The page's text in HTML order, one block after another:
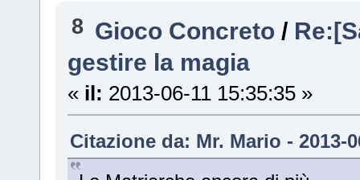
8 Gioco Concreto /
gestire la magia
« il: 2013-06-11 15:35:35 »
Citazione da: Mr. Mario - 2013-